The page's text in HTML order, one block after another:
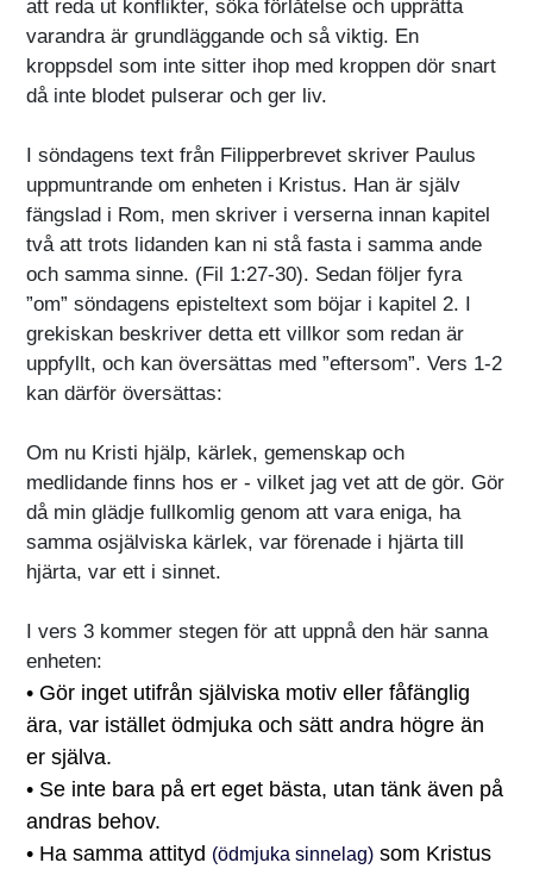
att reda ut konflikter, söka förlåtelse och upprätta
varandra är grundläggande och så viktig. En
kroppsdel som inte sitter ihop med kroppen dör snart
då inte blodet pulserar och ger liv.
I söndagens text från Filipperbrevet skriver Paulus
uppmuntrande om enheten i Kristus. Han är själv
fängslad i Rom, men skriver i verserna innan kapitel
två att trots lidanden kan ni stå fasta i samma ande
och samma sinne. (Fil 1:27-30). Sedan följer fyra
”om” söndagens episteltext som böjar i kapitel 2. I
grekiskan beskriver detta ett villkor som redan är
uppfyllt, och kan översättas med ”eftersom”. Vers 1-2
kan därför översättas:
Om nu Kristi hjälp, kärlek, gemenskap och
medlidande finns hos er - vilket jag vet att de gör. Gör
då min glädje fullkomlig genom att vara eniga, ha
samma osjälviska kärlek, var förenade i hjärta till
hjärta, var ett i sinnet.
I vers 3 kommer stegen för att uppnå den här sanna
enheten:
• Gör inget utifrån själviska motiv eller fåfänglig
ära, var istället ödmjuka och sätt andra högre än
er själva.
• Se inte bara på ert eget bästa, utan tänk även på
andras behov.
• Ha samma attityd (ödmjuka sinnelag) som Kristus